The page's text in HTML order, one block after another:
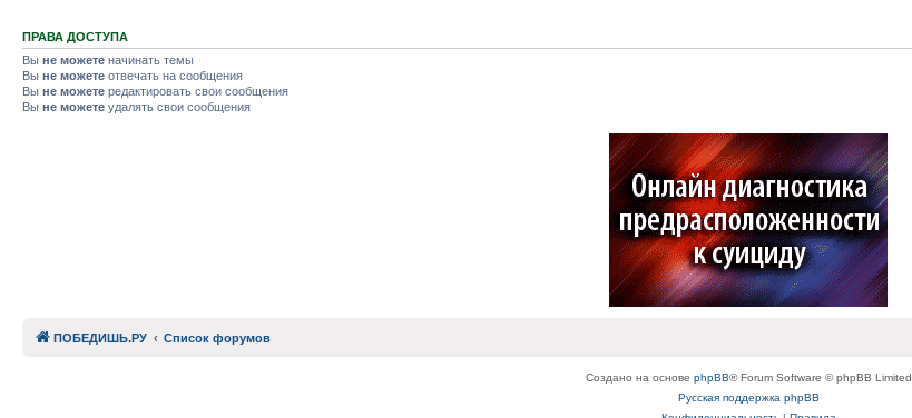
ПРАВА ДОСТУПА
Вы не можете начинать темы
Вы не можете отвечать на сообщения
Вы не можете редактировать свои сообщения
Вы не можете удалять свои сообщения
ПОБЕДИШЬ.РУ Список форумов
Создано на основе phpBB® Forum Software © phpBB Limited
Русская поддержка phpBB